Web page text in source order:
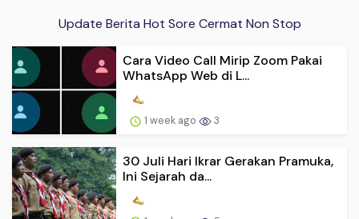
Update Berita Hot Sore Cermat Non Stop
Cara Video Call Mirip Zoom Pakai
WhatsApp Web di L...
1 week ago 3
30 Juli Hari Ikrar Gerakan Pramuka,
Ini Sejarah da...